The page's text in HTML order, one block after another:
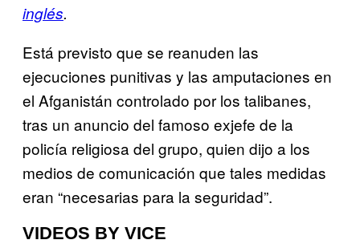
inglés.
Está previsto que se reanuden las
ejecuciones punitivas y las amputaciones en
el Afganistán controlado por los talibanes,
tras un anuncio del famoso exjefe de la
policía religiosa del grupo, quien dijo a los
medios de comunicación que tales medidas
eran “necesarias para la seguridad”.
VIDEOS BY VICE